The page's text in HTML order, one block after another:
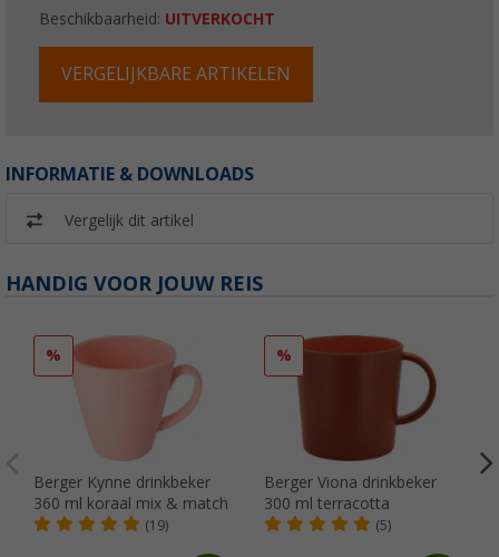
Beschikbaarheid: UITVERKOCHT
VERGELIJKBARE ARTIKELEN
INFORMATIE & DOWNLOADS
Vergelijk dit artikel
HANDIG VOOR JOUW REIS
%
Berger Kynne drinkbeker
360 ml koraal mix & match
(19)
%
Berger Viona drinkbeker
300 ml terracotta
(5)